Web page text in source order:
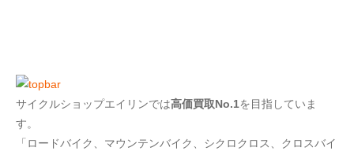
サイクルショップエイリンでは高価買取No.1を目指していま
す。
「ロードバイク、マウンテンバイク、シクロクロス、クロスバイ